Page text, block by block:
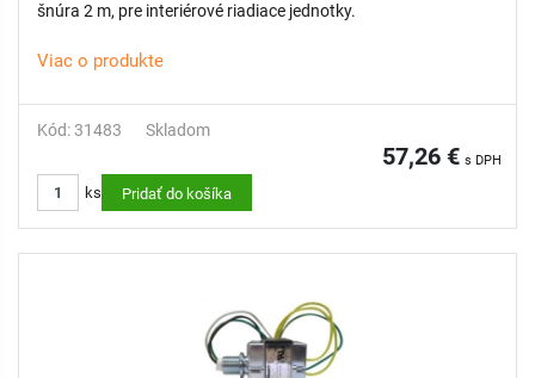
šnúra 2 m, pre interiérové riadiace jednotky.
Viac o produkte
Kód: 31483 Skladom
57,26 € s DPH
ks Pridať do košíka